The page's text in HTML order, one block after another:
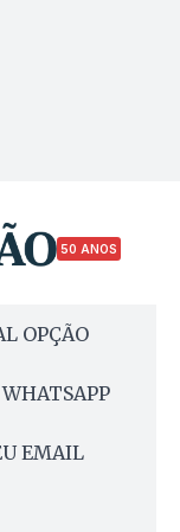
50 ANOS
OPÇÃO
EMAIL